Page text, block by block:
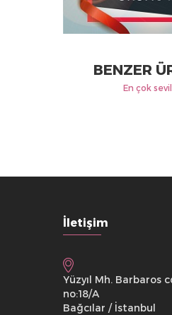
BENZER
En çok
İletişim
Yüzyıl Mh. Barbaros
no:18/A
Bağcılar / İstanbul